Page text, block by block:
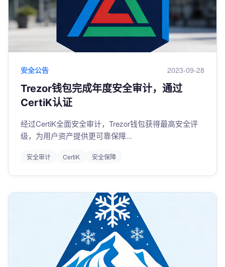
安全公告 2023-09-28
Trezor钱包完成年度安全审计，通过
CertiK认证
经过CertiK全面安全审计，Trezor钱包获得最高安全评
级，为用户资产提供更可靠保障...
安全审计 CertiK 安全保障